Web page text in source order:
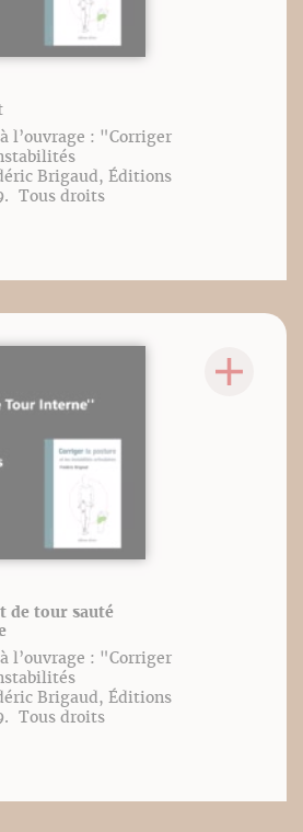
l’ouvrage : "Corriger
Brigaud, Éditions
Tous droits
de tour sauté
l’ouvrage : "Corriger
Brigaud, Éditions
Tous droits